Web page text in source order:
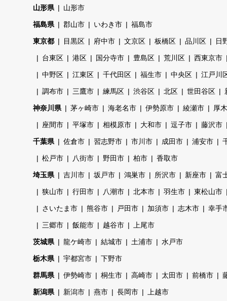
山形県 山形市
福島県 郡山市 いわき市 福島市
東京都 目黒区 府中市 文京区 板橋区 品川区 日
台東区 港区 国分寺市 豊島区 荒川区 西東京市
中野区 江東区 千代田区 福生市 中央区 江戸川
調布市 三鷹市 練馬区 渋谷区 北区 世田谷区
神奈川県 茅ヶ崎市 海老名市 伊勢原市 綾瀬市 厚
座間市 平塚市 相模原市 大和市 逗子市 藤沢市
千葉県 佐倉市 習志野市 市川市 成田市 浦安市
松戸市 八街市 野田市 柏市 香取市
埼玉県 吉川市 坂戸市 鴻巣市 所沢市 新座市 富
狭山市 行田市 八潮市 北本市 羽生市 東松山市
さいたま市 熊谷市 戸田市 加須市 志木市 幸手
三郷市 飯能市 越谷市 上尾市
茨城県 龍ケ崎市 結城市 土浦市 水戸市
栃木県 宇都宮市 下野市
群馬県 伊勢崎市 桐生市 高崎市 太田市 前橋市
新潟県 新潟市 燕市 長岡市 上越市